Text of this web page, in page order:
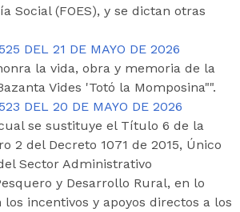
Social (FOES), y se dictan otras
DEL 21 DE MAYO DE 2026
la vida, obra y memoria de la
Vides 'Totó la Momposina"".
DEL 20 DE MAYO DE 2026
se sustituye el Título 6 de la
2 del Decreto 1071 de 2015, Único
Sector Administrativo
y Desarrollo Rural, en lo
los incentivos y apoyos directos a los